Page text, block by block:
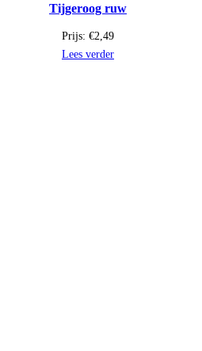
Tijgeroog ruw
Prijs: €2,49
Lees verder